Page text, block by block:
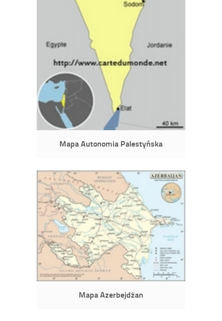
Mapa Autonomia Palestyńska
Mapa Azerbejdżan